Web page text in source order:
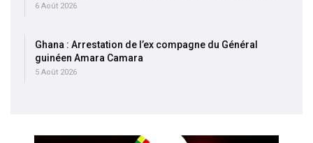
6 Août 2026
Ghana : Arrestation de l’ex compagne du Général
guinéen Amara Camara
5 Août 2026